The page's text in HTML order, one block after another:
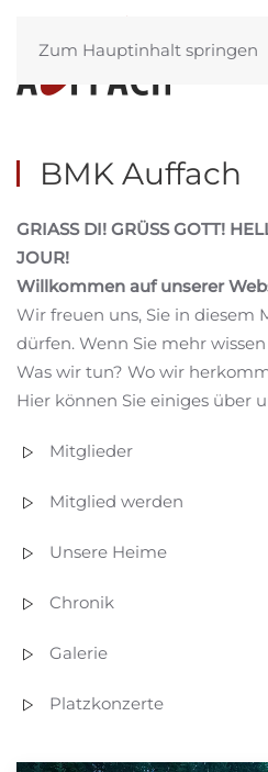
Zum Hauptinhalt springen
BMK Auffach
GRIASS DI! GRÜSS GOTT!
JOUR!
Willkommen auf unserer
Wir freuen uns, Sie in diesem
dürfen. Wenn Sie mehr
Was wir tun? Wo wir
Hier können Sie einiges über
Mitglieder
Mitglied werden
Unsere Heime
Chronik
Galerie
Platzkonzerte